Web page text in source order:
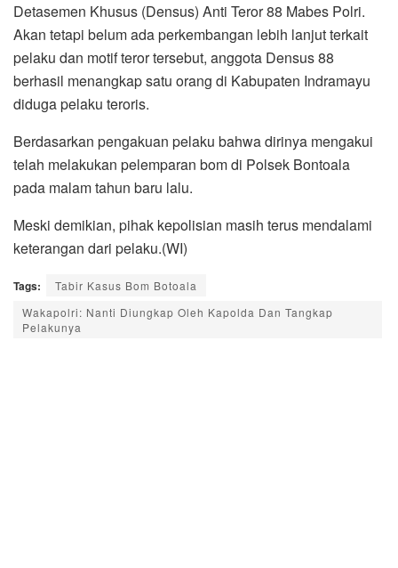
Detasemen Khusus (Densus) Anti Teror 88 Mabes Polri.
Akan tetapi belum ada perkembangan lebih lanjut terkait
pelaku dan motif teror tersebut, anggota Densus 88
berhasil menangkap satu orang di Kabupaten Indramayu
diduga pelaku teroris.
Berdasarkan pengakuan pelaku bahwa dirinya mengakui
telah melakukan pelemparan bom di Polsek Bontoala
pada malam tahun baru lalu.
Meski demikian, pihak kepolisian masih terus mendalami
keterangan dari pelaku.(WI)
Tags:
Tabir Kasus Bom Botoala
Wakapolri: Nanti Diungkap Oleh Kapolda Dan Tangkap
Pelakunya